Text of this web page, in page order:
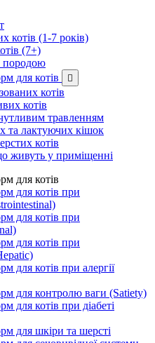
котів (1-7 років)
(7+)
породою
для котів

котів
котів
травленням
та лактуючих кішок
котів
живуть у приміщенні
для котів
для котів при
для котів при
для котів при
для котів при алергії
для контролю ваги (Satiety)
для котів при діабеті
для шкіри та шерсті